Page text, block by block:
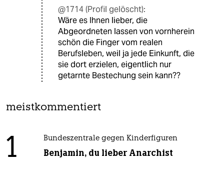
@1714 (Profil gelöscht):
Wäre es Ihnen lieber, die
Abgeordneten lassen von vornherein
schön die Finger vom realen
Berufsleben, weil ja jede Einkunft, die
sie dort erzielen, eigentlich nur
getarnte Bestechung sein kann??
meistkommentiert
1 Bundeszentrale gegen Kinderfiguren
Benjamin, du lieber Anarchist